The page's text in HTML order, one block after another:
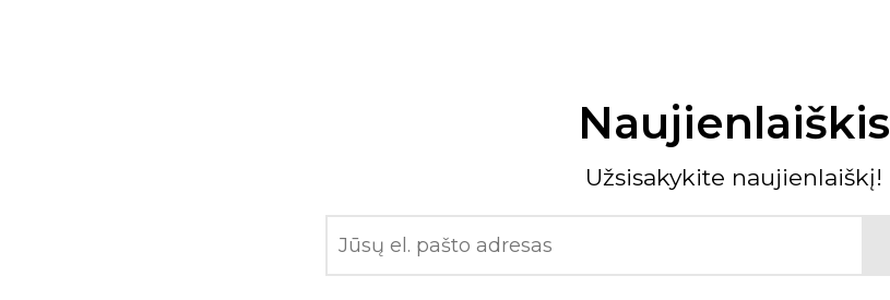
Naujienlaiškis
Užsisakykite naujienlaiškį!